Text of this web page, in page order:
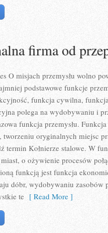
firma od
O misjach przemysłu wolno
podstawowe funkcje
funkcja cywilna,
polega na wydobywaniu i
funkcja przemysłu.
tworzeniu oryginalnych miejsc
termin Kołnierze stalowe. W
o ożywienie procesów
funkcją jest funkcja
dóbr, wydobywaniu
te [ Read More ]